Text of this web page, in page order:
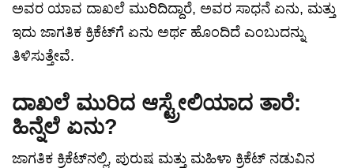
ಅವರ ಯಾವ ದಾಖಲೆ ಮುರಿದಿದ್ದಾರೆ, ಅವರ ಸಾಧನೆ ಏನು, ಮತ್ತು
ಇದು ಜಾಗತಿಕ ಕ್ರಿಕೆಟ್‌ಗೆ ಏನು ಅರ್ಥ ಹೊಂದಿದೆ ಎಂಬುದನ್ನು
ತಿಳಿಸುತ್ತೇವೆ.
ದಾಖಲೆ ಮುರಿದ ಆಸ್ಟ್ರೇಲಿಯಾದ ತಾರೆ:
ಹಿನ್ನೆಲೆ ಏನು?
ಜಾಗತಿಕ ಕ್ರಿಕೆಟ್‌ನಲ್ಲಿ, ಪುರುಷ ಮತ್ತು ಮಹಿಳಾ ಕ್ರಿಕೆಟ್ ನಡುವಿನ